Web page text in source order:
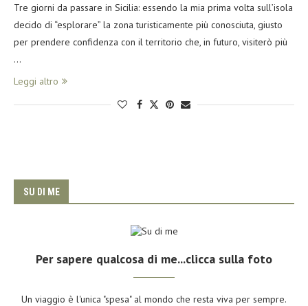
Tre giorni da passare in Sicilia: essendo la mia prima volta sull’isola
decido di “esplorare” la zona turisticamente più conosciuta, giusto
per prendere confidenza con il territorio che, in futuro, visiterò più
…
Leggi altro
SU DI ME
Per sapere qualcosa di me...clicca sulla foto
Un viaggio è l'unica "spesa" al mondo che resta viva per sempre.